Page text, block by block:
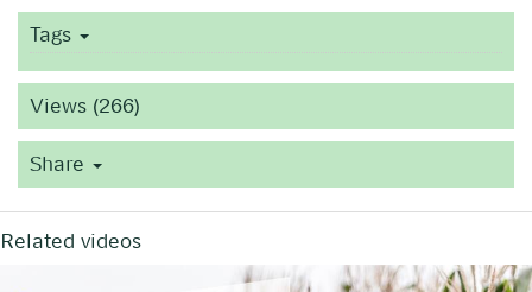
Tags
Views (266)
Share
Related videos